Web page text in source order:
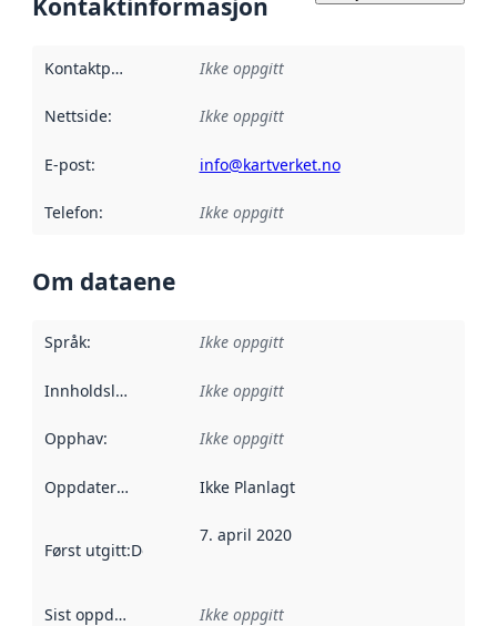
Kontaktinformasjon
Kontaktpunkt Ikke oppgitt
Nettside: Ikke oppgitt
E-post: info@kartverket.no
Telefon: Ikke oppgitt
Om dataene
Språk: Ikke oppgitt
Innholdsleverandører :
Ikke oppgitt
Opphav: Ikke oppgitt
Oppdateringsfrekvens :
Ikke Planlagt
Først utgitt:Denne datoen sier når dataene i dette
7. april 2020
Sist oppdatert Ikke oppgitt